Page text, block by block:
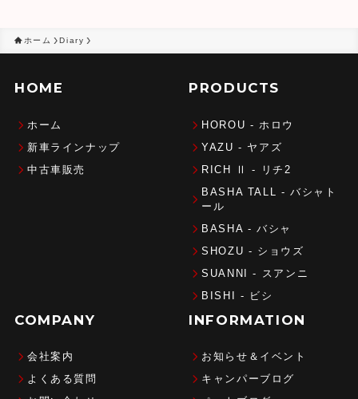
ホーム Diary
HOME
ホーム
新車ラインナップ
中古車販売
PRODUCTS
HOROU - ホロウ
YAZU - ヤアズ
RICH Ⅱ - リチ2
BASHA TALL - バシャト
ール
BASHA - バシャ
SHOZU - ショウズ
SUANNI - スアンニ
BISHI - ビシ
COMPANY
会社案内
よくある質問
INFORMATION
お知らせ＆イベント
キャンパーブログ